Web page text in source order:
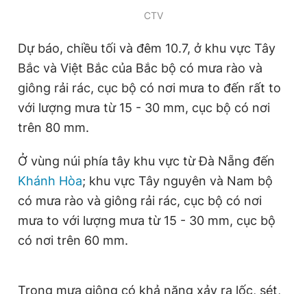
CTV
Dự báo, chiều tối và đêm 10.7, ở khu vực Tây
Bắc và Việt Bắc của Bắc bộ có mưa rào và
giông rải rác, cục bộ có nơi mưa to đến rất to
với lượng mưa từ 15 - 30 mm, cục bộ có nơi
trên 80 mm.
Ở vùng núi phía tây khu vực từ Đà Nẵng đến
Khánh Hòa; khu vực Tây nguyên và Nam bộ
có mưa rào và giông rải rác, cục bộ có nơi
mưa to với lượng mưa từ 15 - 30 mm, cục bộ
có nơi trên 60 mm.
Trong mưa giông có khả năng xảy ra lốc, sét,